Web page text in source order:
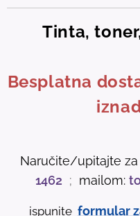
Tinta,
Besplatna
Naručite/upitajte
1462 ; mailom:
ispunite formular